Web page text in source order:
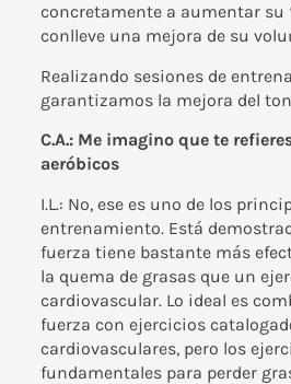
concretamente a aumentar su
conlleve una mejora de su
Realizando sesiones de
garantizamos la mejora del
C.A.: Me imagino que te
aeróbicos
I.L.: No, ese es uno de los
entrenamiento. Está
fuerza tiene bastante más
la quema de grasas que un
cardiovascular. Lo ideal es
fuerza con ejercicios
cardiovasculares, pero los
fundamentales para perder